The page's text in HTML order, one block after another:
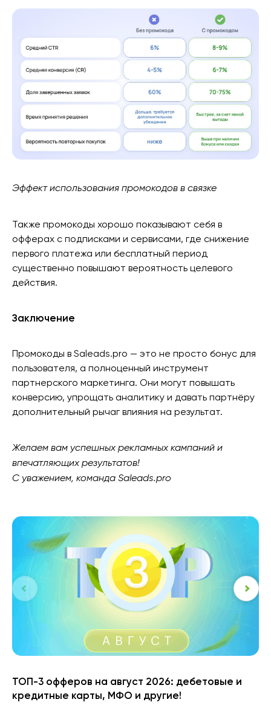
Эффект использования промокодов в связке
Также промокоды хорошо показывают себя в
офферах с подписками и сервисами, где снижение
первого платежа или бесплатный период
существенно повышают вероятность целевого
действия.
Заключение
Промокоды в Saleads.pro — это не просто бонус для
пользователя, а полноценный инструмент
партнерского маркетинга. Они могут повышать
конверсию, упрощать аналитику и давать партнёру
дополнительный рычаг влияния на результат.
Желаем вам успешных рекламных кампаний и
впечатляющих результатов!
С уважением, команда Saleads.pro
ТОП-3 офферов на август 2026: дебетовые и
кредитные карты, МФО и другие!